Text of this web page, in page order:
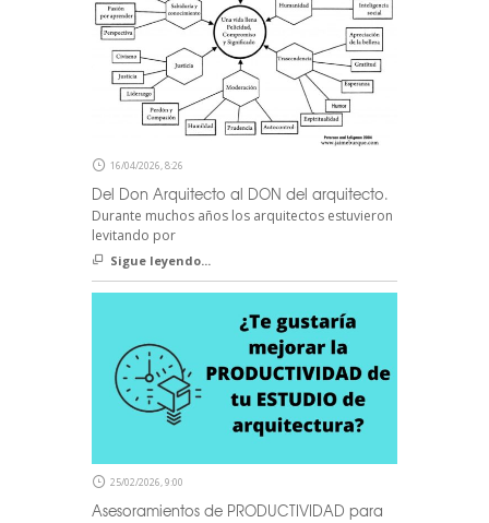
16/04/2026, 8:26
Del Don Arquitecto al DON del arquitecto.
Durante muchos años los arquitectos estuvieron
levitando por
Sigue leyendo...
25/02/2026, 9:00
Asesoramientos de PRODUCTIVIDAD para